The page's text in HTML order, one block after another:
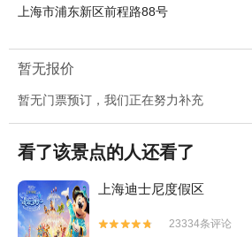
上海市浦东新区前程路88号
暂无报价
暂无门票预订，我们正在努力补充
看了该景点的人还看了
上海迪士尼度假区


23334条评论